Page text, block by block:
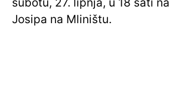
subotu, 27. lipnja, u 18 sati
Josipa na Mliništu.